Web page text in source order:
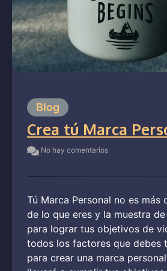
Blog
Crea tú Marca
No hay comentarios
Tú Marca Personal no es más
de lo que eres y la muestra
para lograr tus objetivos de
todos los factores que debes
para crear una marca